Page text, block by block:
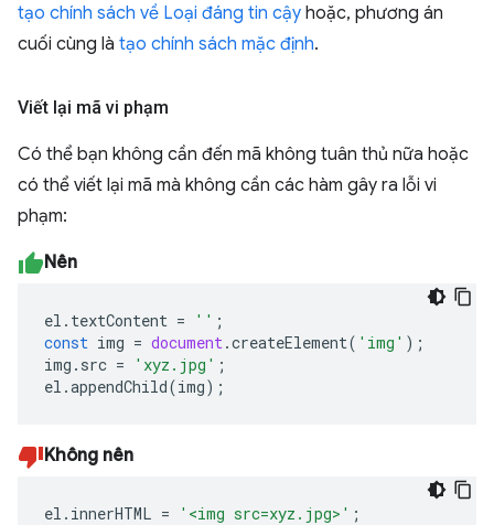
tạo chính sách về Loại đáng tin cậy hoặc, phương án
cuối cùng là tạo chính sách mặc định.
Viết lại mã vi phạm
Có thể bạn không cần đến mã không tuân thủ nữa hoặc
có thể viết lại mã mà không cần các hàm gây ra lỗi vi
phạm:
Nên
el . textContent = '' ;
const img = document .createElement( 'img' );
img . src = 'xyz.jpg' ;
el .appendChild(img);
Không nên
el . innerHTML = '<img src=xyz.jpg>' ;